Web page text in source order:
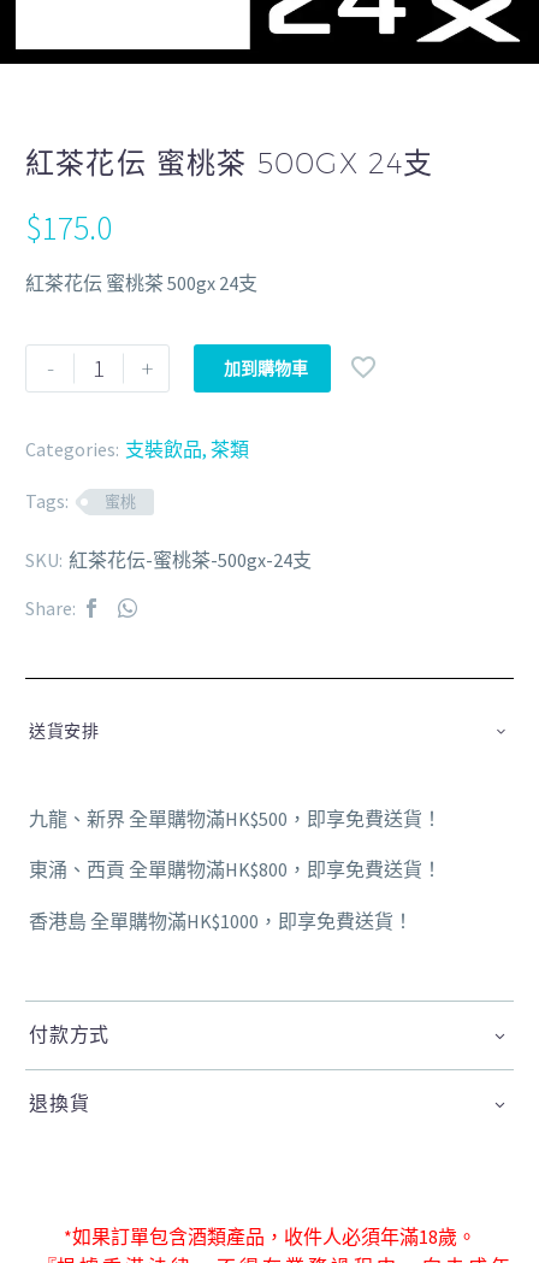
紅茶花伝 蜜桃茶 500GX 24支
$175.0
紅茶花伝 蜜桃茶 500gx 24支
- + 加到購物車
Categories: 支裝飲品, 茶類
Tags: 蜜桃
SKU: 紅茶花伝-蜜桃茶-500gx-24支
Share:
送貨安排
九龍、新界 全單購物滿HK$500，即享免費送貨！
東涌、西貢 全單購物滿HK$800，即享免費送貨！
香港島 全單購物滿HK$1000，即享免費送貨！
付款方式
退換貨
*如果訂單包含酒類產品，收件人必須年滿18歲。